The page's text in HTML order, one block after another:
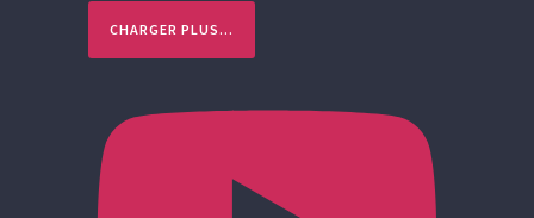
CHARGER PLUS…